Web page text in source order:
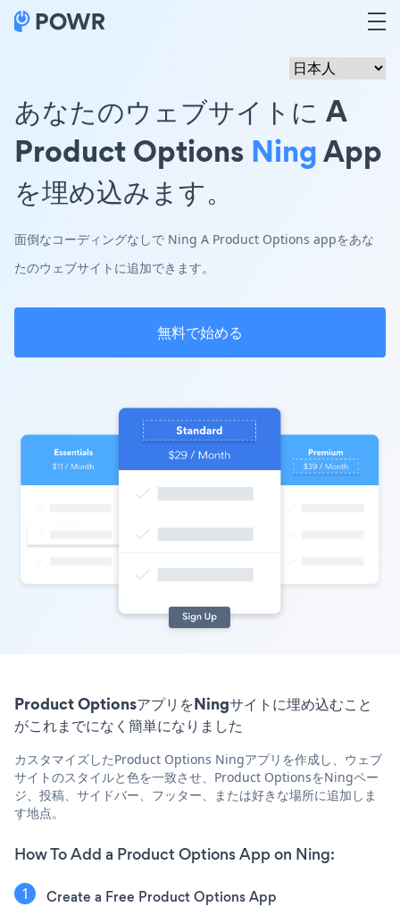
あなたのウェブサイトに A
Product Options NingApp
を埋め込みます。
面倒なコーディングなしで Ning A Product Options appをあな
たのウェブサイトに追加できます。
無料で始める
Product OptionsアプリをNingサイトに埋め込むこと
がこれまでになく簡単になりました
カスタマイズしたProduct Options Ningアプリを作成し、ウェブ
サイトのスタイルと色を一致させ、Product OptionsをNingペー
ジ、投稿、サイドバー、フッター、または好きな場所に追加しま
す地点。
How To Add a Product Options App on Ning:
Create a Free Product Options App